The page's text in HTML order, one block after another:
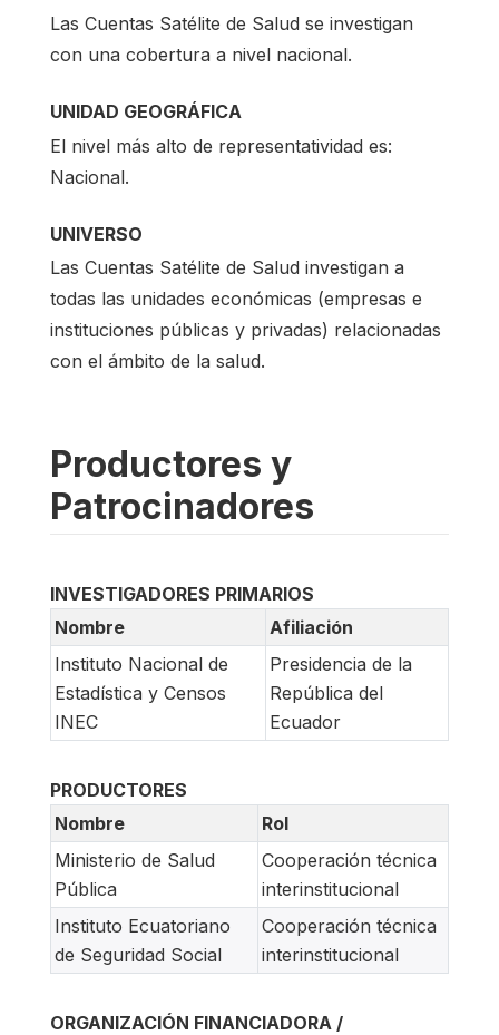
Las Cuentas Satélite de Salud se investigan
con una cobertura a nivel nacional.
UNIDAD GEOGRÁFICA
El nivel más alto de representatividad es:
Nacional.
UNIVERSO
Las Cuentas Satélite de Salud investigan a
todas las unidades económicas (empresas e
instituciones públicas y privadas) relacionadas
con el ámbito de la salud.
Productores y
Patrocinadores
INVESTIGADORES PRIMARIOS
Nombre
Afiliación
Instituto Nacional de
Estadística y Censos
INEC
Presidencia de la
República del
Ecuador
PRODUCTORES
Nombre
Rol
Ministerio de Salud
Pública
Cooperación técnica
interinstitucional
Instituto Ecuatoriano
de Seguridad Social
Cooperación técnica
interinstitucional
ORGANIZACIÓN FINANCIADORA /